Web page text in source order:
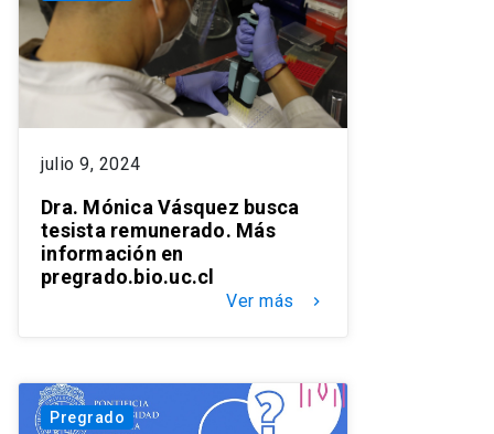
julio 9, 2024
Dra. Mónica Vásquez busca
tesista remunerado. Más
información en
pregrado.bio.uc.cl
Ver más keyboard_arrow_right
Pregrado